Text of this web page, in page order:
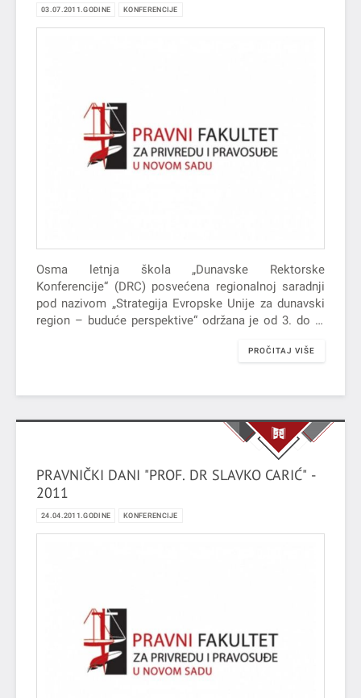
03.07.2011.GODINE KONFERENCIJE
Osma letnja škola „Dunavske Rektorske
Konferencije“ (DRC) posvećena regionalnoj saradnji
pod nazivom „Strategija Evropske Unije za dunavski
region – buduće perspektive“ održana je od 3. do 9.
PROČITAJ VIŠE
PRAVNIČKI DANI "PROF. DR SLAVKO CARIĆ" -
2011
24.04.2011.GODINE KONFERENCIJE